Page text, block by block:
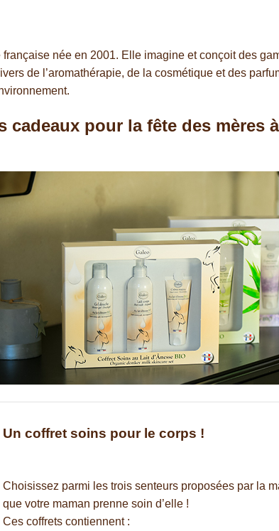
française née en 2001. Elle imagine et conçoit des
de l’aromathérapie, de la cosmétique et des
cadeaux pour la fête des
Un coffret soins pour le corps !
Choisissez parmi les trois senteurs proposées par la
que votre maman prenne soin d’elle !
Ces coffrets contiennent :